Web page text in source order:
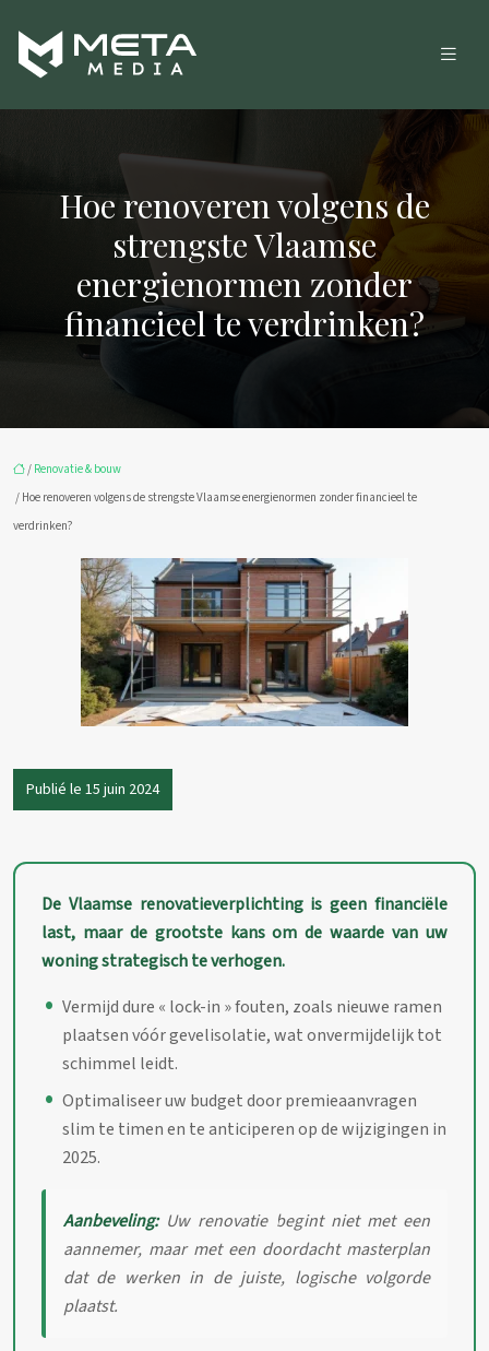
Hoe renoveren volgens de
strengste Vlaamse
energienormen zonder
financieel te verdrinken?
/ Renovatie & bouw
/ Hoe renoveren volgens de strengste Vlaamse energienormen zonder financieel te
verdrinken?
Publié le 15 juin 2024
De Vlaamse renovatieverplichting is geen financiële
last, maar de grootste kans om de waarde van uw
woning strategisch te verhogen.
Vermijd dure « lock-in » fouten, zoals nieuwe ramen
plaatsen vóór gevelisolatie, wat onvermijdelijk tot
schimmel leidt.
Optimaliseer uw budget door premieaanvragen
slim te timen en te anticiperen op de wijzigingen in
2025.
Aanbeveling:Uw renovatie begint niet met een
aannemer, maar met een doordacht masterplan
dat de werken in de juiste, logische volgorde
plaatst.